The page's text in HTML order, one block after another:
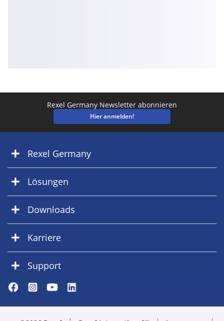
Rexel Germany Newsletter abonnieren
Hier anmelden!
Rexel Germany
Lösungen
Downloads
Karriere
Support